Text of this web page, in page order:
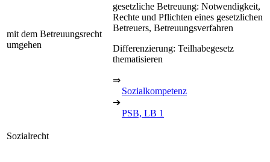
mit dem Betreuungsrecht
umgehen
gesetzliche Betreuung: Notwendigkeit,
Rechte und Pflichten eines gesetzlichen
Betreuers, Betreuungsverfahren
Differenzierung: Teilhabegesetz
thematisieren
⇒
Sozialkompetenz
➔
PSB, LB 1
Sozialrecht